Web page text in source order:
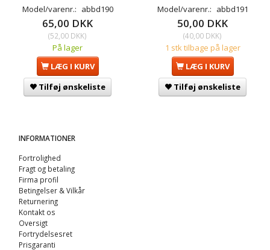
Model/varenr.: abbd190
65,00 DKK
(52,00 DKK)
På lager
LÆG I KURV
Tilføj ønskeliste
Model/varenr.: abbd191
50,00 DKK
(40,00 DKK)
1 stk tilbage på lager
LÆG I KURV
Tilføj ønskeliste
INFORMATIONER
Fortrolighed
Fragt og betaling
Firma profil
Betingelser & Vilkår
Returnering
Kontakt os
Oversigt
Fortrydelsesret
Prisgaranti